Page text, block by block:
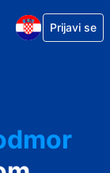
Prijavi se